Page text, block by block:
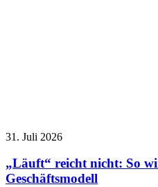
31. Juli 2026
„Läuft“ reicht nicht: So
Geschäftsmodell